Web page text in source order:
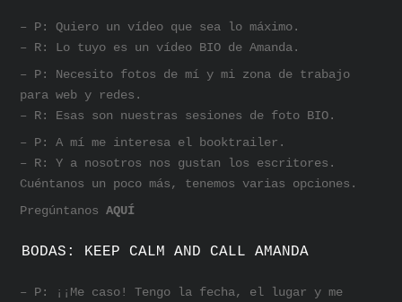
– P: Quiero un vídeo que sea lo máximo.
– R: Lo tuyo es un vídeo BIO de Amanda.
– P: Necesito fotos de mí y mi zona de trabajo
para web y redes.
– R: Esas son nuestras sesiones de foto BIO.
– P: A mí me interesa el booktrailer.
– R: Y a nosotros nos gustan los escritores.
Cuéntanos un poco más, tenemos varias opciones.
PregúntanosAQUÍ
BODAS: KEEP CALM AND CALL AMANDA
– P: ¡¡Me caso! Tengo la fecha, el lugar y me